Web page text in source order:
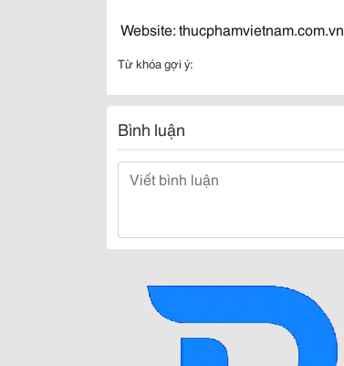
Website: thucphamvietnam.com.vn
Từ khóa gợi ý:
Bình luận